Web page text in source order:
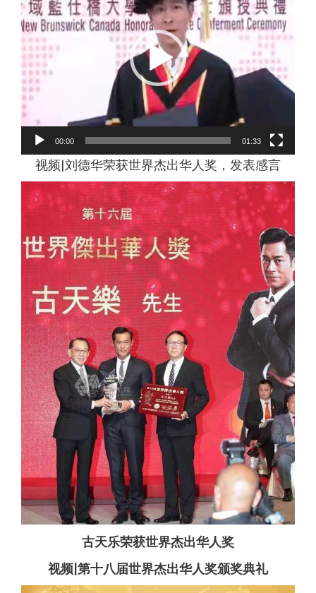
播
放
器
00:00 01:33
视频|刘德华荣获世界杰出华人奖，发表感言
古天乐荣获世界杰出华人奖
视频|第十八届世界杰出华人奖颁奖典礼